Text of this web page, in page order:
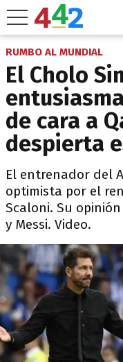
RUMBO AL MUNDIAL
El Cholo
de cara a
despierta
El entrenador del
optimista por el
Scaloni. Su
y Messi. Video.